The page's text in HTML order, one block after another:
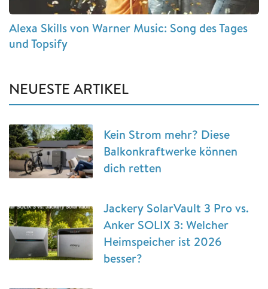
Alexa Skills von Warner Music: Song des Tages
und Topsify
NEUESTE ARTIKEL
Kein Strom mehr? Diese
Balkonkraftwerke können
dich retten
Jackery SolarVault 3 Pro vs.
Anker SOLIX 3: Welcher
Heimspeicher ist 2026
besser?